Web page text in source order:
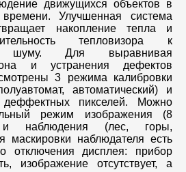
движущихся объектов в
Улучшенная система
накопление тепла и
тепловизора к
шуму. Для выравнивая
и устранения дефектов
3 режима калибровки
автоматический) и
пикселей. Можно
режим изображения (8
наблюдения (лес, горы,
маскировки наблюдателя есть
отключения дисплея: прибор
изображение отсутствует, а